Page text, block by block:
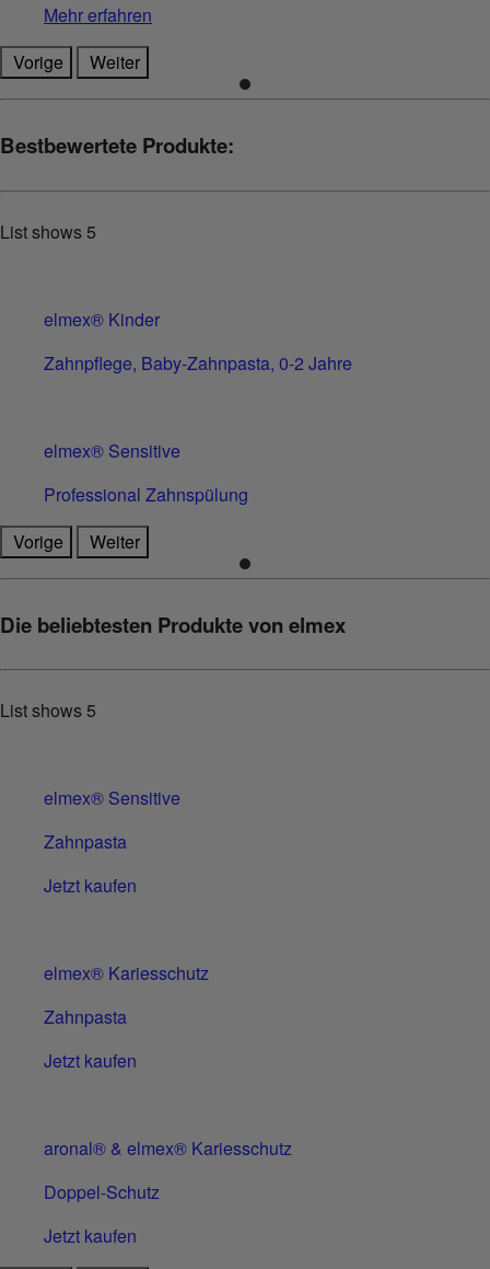
Mehr erfahren
Vorige
Weiter
Bestbewertete Produkte:
List shows5
elmex® Kinder
Zahnpflege, Baby-Zahnpasta, 0-2 Jahre
elmex® Sensitive
Professional Zahnspülung
Vorige
Weiter
Die beliebtesten Produkte von elmex
List shows5
elmex® Sensitive
Zahnpasta
Jetzt kaufen
elmex® Kariesschutz
Zahnpasta
Jetzt kaufen
aronal® & elmex® Kariesschutz
Doppel-Schutz
Jetzt kaufen